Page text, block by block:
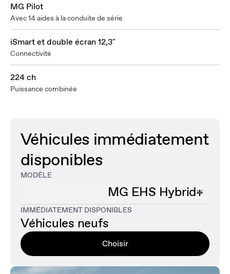
MG Pilot
Avec 14 aides à la conduite de série
iSmart et double écran 12,3"
Connectivité
224 ch
Puissance combinée
Véhicules immédiatement
disponibles
MODÈLE
MG EHS Hybrid+
MG EHS PHEV
IMMÉDIATEMENT DISPONIBLES
Véhicules neufs
Choisir